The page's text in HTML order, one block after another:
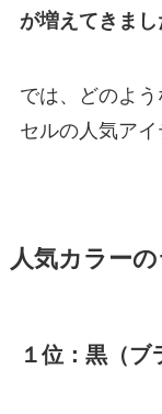
が増えてきまし
では、どのよ
セルの人気アイ
人気カラー
１位：黒（ブ